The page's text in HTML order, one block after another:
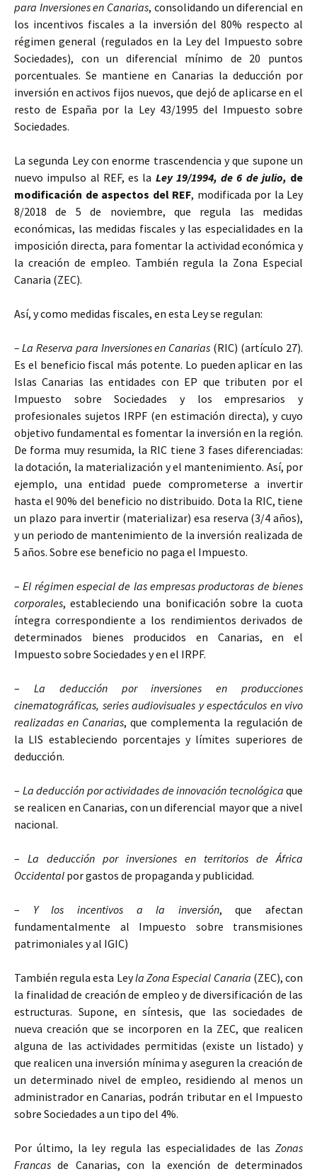
para Inversiones en Canarias, consolidando un diferencial en
los incentivos fiscales a la inversión del 80% respecto al
régimen general (regulados en la Ley del Impuesto sobre
Sociedades), con un diferencial mínimo de 20 puntos
porcentuales. Se mantiene en Canarias la deducción por
inversión en activos fijos nuevos, que dejó de aplicarse en el
resto de España por la Ley 43/1995 del Impuesto sobre
Sociedades.
La segunda Ley con enorme trascendencia y que supone un
nuevo impulso al REF, es la Ley 19/1994, de 6 de julio, de
modificación de aspectos del REF, modificada por la Ley
8/2018 de 5 de noviembre, que regula las medidas
económicas, las medidas fiscales y las especialidades en la
imposición directa, para fomentar la actividad económica y
la creación de empleo. También regula la Zona Especial
Canaria (ZEC).
Así, y como medidas fiscales, en esta Ley se regulan:
– La Reserva para Inversiones en Canarias (RIC) (artículo 27).
Es el beneficio fiscal más potente. Lo pueden aplicar en las
Islas Canarias las entidades con EP que tributen por el
Impuesto sobre Sociedades y los empresarios y
profesionales sujetos IRPF (en estimación directa), y cuyo
objetivo fundamental es fomentar la inversión en la región.
De forma muy resumida, la RIC tiene 3 fases diferenciadas:
la dotación, la materialización y el mantenimiento. Así, por
ejemplo, una entidad puede comprometerse a invertir
hasta el 90% del beneficio no distribuido. Dota la RIC, tiene
un plazo para invertir (materializar) esa reserva (3/4 años),
y un periodo de mantenimiento de la inversión realizada de
5 años. Sobre ese beneficio no paga el Impuesto.
–El régimen especial de las empresas productoras de bienes
corporales, estableciendo una bonificación sobre la cuota
íntegra correspondiente a los rendimientos derivados de
determinados bienes producidos en Canarias, en el
Impuesto sobre Sociedades y en el IRPF.
– La deducción por inversiones en producciones
cinematográficas, series audiovisuales y espectáculos en vivo
realizadas en Canarias, que complementa la regulación de
la LIS estableciendo porcentajes y límites superiores de
deducción.
– La deducción por actividades de innovación tecnológica que
se realicen en Canarias, con un diferencial mayor que a nivel
nacional.
– La deducción por inversiones en territorios de África
Occidental por gastos de propaganda y publicidad.
– Y los incentivos a la inversión, que afectan
fundamentalmente al Impuesto sobre transmisiones
patrimoniales y al IGIC)
También regula esta Leyla Zona Especial Canaria (ZEC), con
la finalidad de creación de empleo y de diversificación de las
estructuras. Supone, en síntesis, que las sociedades de
nueva creación que se incorporen en la ZEC, que realicen
alguna de las actividades permitidas (existe un listado) y
que realicen una inversión mínima y aseguren la creación de
un determinado nivel de empleo, residiendo al menos un
administrador en Canarias, podrán tributar en el Impuesto
sobre Sociedades a un tipo del 4%.
Por último, la ley regula las especialidades de las Zonas
Francas de Canarias, con la exención de determinados